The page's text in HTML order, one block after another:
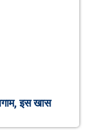
इस खास